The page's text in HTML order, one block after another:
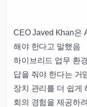
CEO Javed Khan은
해야 한다고 말했음
하이브리드 업무 환
답을 줘야 한다는 거
장치 관리를 더 쉽게
회의 경험을 제공하